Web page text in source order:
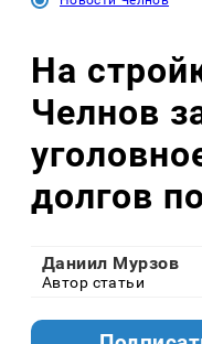
На
Челнов
долгов
Даниил Мурзов
Автор статьи